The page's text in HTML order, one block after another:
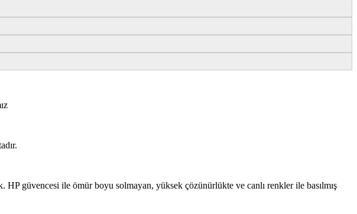
güvencesi ile ömür boyu solmayan, yüksek çözünürlükte ve canlı renkler ile basılmış